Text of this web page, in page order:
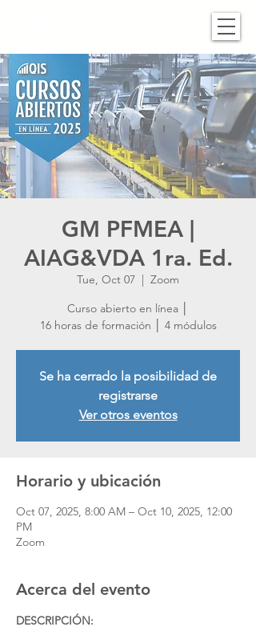
GM PFMEA |
AIAG&VDA 1ra. Ed.
Tue, Oct 07
  |
Zoom
Curso abierto en línea │
16 horas de formación │ 4 módulos
Se ha cerrado la posibilidad de
registrarse
Ver otros eventos
Horario y ubicación
Oct 07, 2025, 8:00 AM – Oct 10, 2025, 12:00
PM
Zoom
Acerca del evento
DESCRIPCIÓN: